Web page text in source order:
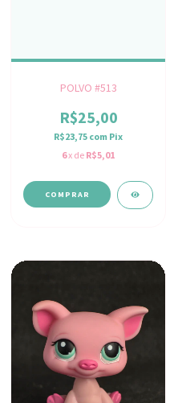
POLVO #513
R$25,00
R$23,75 com Pix
6x de R$5,01